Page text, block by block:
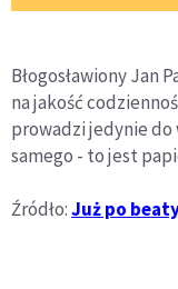
Błogosławiony Jan
na jakość
prowadzi jedynie
samego - to jest
Źródło:Już po